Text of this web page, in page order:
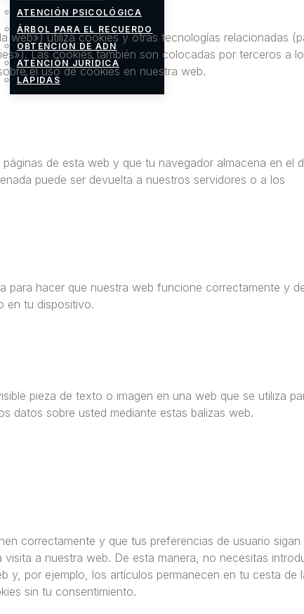
ATENCIÓN PSICOLÓGICA
ÁRBOL PARA EL RECUERDO
OBTENCIÓN DE ADN
ATENCIÓN JURÍDICA
LÁPIDAS
web») utiliza cookies y otras tecnologías relacionadas
Las cookies también son colocadas por terceros a
el uso de cookies en nuestra web.
de esta web y que tu navegador almacena en el
puede ser devuelta a nuestros servidores o a los
para hacer que nuestra web funcione correctamente y
en tu dispositivo.
pieza de texto o imagen en una web que se utiliza
datos sobre usted mediante estas balizas web.
correctamente y que tus preferencias de usuario sigan
a nuestra web. De esta manera, no necesitas
y, por ejemplo, los artículos permanecen en tu cesta de
sin tu consentimiento.